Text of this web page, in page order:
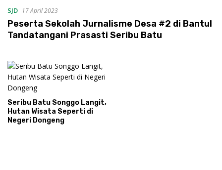
SJD 17 April 2023
Peserta Sekolah Jurnalisme Desa #2 di Bantul
Tandatangani Prasasti Seribu Batu
Seribu Batu Songgo Langit,
Hutan Wisata Seperti di
Negeri Dongeng